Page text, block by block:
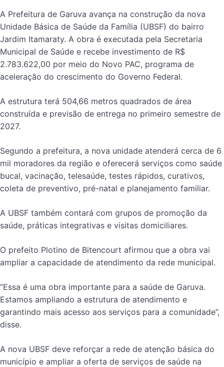
A Prefeitura de Garuva avança na construção da nova
Unidade Básica de Saúde da Família (UBSF) do bairro
Jardim Itamaraty. A obra é executada pela Secretaria
Municipal de Saúde e recebe investimento de R$
2.783.622,00 por meio do Novo PAC, programa de
aceleração do crescimento do Governo Federal.
A estrutura terá 504,66 metros quadrados de área
construída e previsão de entrega no primeiro semestre de
2027.
Segundo a prefeitura, a nova unidade atenderá cerca de 6
mil moradores da região e oferecerá serviços como saúde
bucal, vacinação, telesaúde, testes rápidos, curativos,
coleta de preventivo, pré-natal e planejamento familiar.
A UBSF também contará com grupos de promoção da
saúde, práticas integrativas e visitas domiciliares.
O prefeito Plotino de Bitencourt afirmou que a obra vai
ampliar a capacidade de atendimento da rede municipal.
“Essa é uma obra importante para a saúde de Garuva.
Estamos ampliando a estrutura de atendimento e
garantindo mais acesso aos serviços para a comunidade”,
disse.
A nova UBSF deve reforçar a rede de atenção básica do
município e ampliar a oferta de serviços de saúde na